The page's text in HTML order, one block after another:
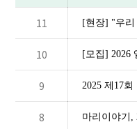
11 [현장] "우리
10 [모집] 2026
9 2025 제17
8 마리이야기,